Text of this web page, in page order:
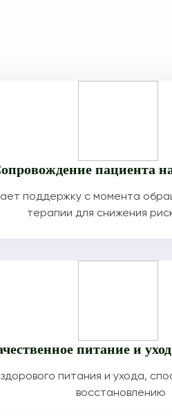
пациента
поддержку с момента
терапии для снижения
питание и
питания и ухода,
восстановлению